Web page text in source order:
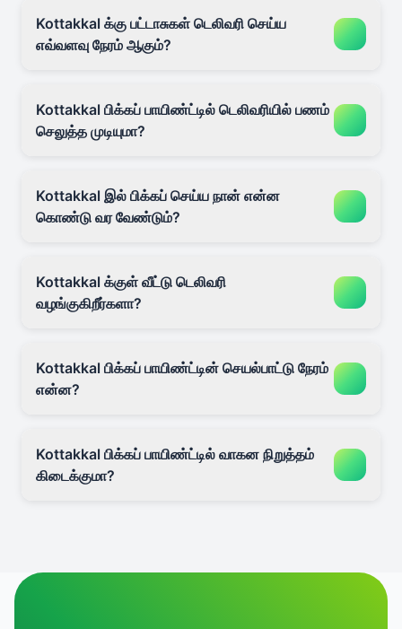
Kottakkal க்கு பட்டாசுகள் டெலிவரி செய்ய
எவ்வளவு நேரம் ஆகும்?
Kottakkal பிக்கப் பாயிண்ட்டில் டெலிவரியில் பணம்
செலுத்த முடியுமா?
Kottakkal இல் பிக்கப் செய்ய நான் என்ன
கொண்டு வர வேண்டும்?
Kottakkal க்குள் வீட்டு டெலிவரி
வழங்குகிறீர்களா?
Kottakkal பிக்கப் பாயிண்ட்டின் செயல்பாட்டு நேரம்
என்ன?
Kottakkal பிக்கப் பாயிண்ட்டில் வாகன நிறுத்தம்
கிடைக்குமா?